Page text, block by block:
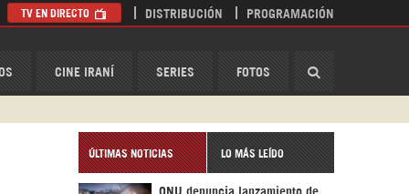
CINE IRANÍ SERIES FOTOS
TV EN DIRECTO DISTRIBUCIÓN PROGRAMACIÓN
ÚLTIMAS NOTICIAS LO MÁS LEÍDO
ONU denuncia lanzamiento de